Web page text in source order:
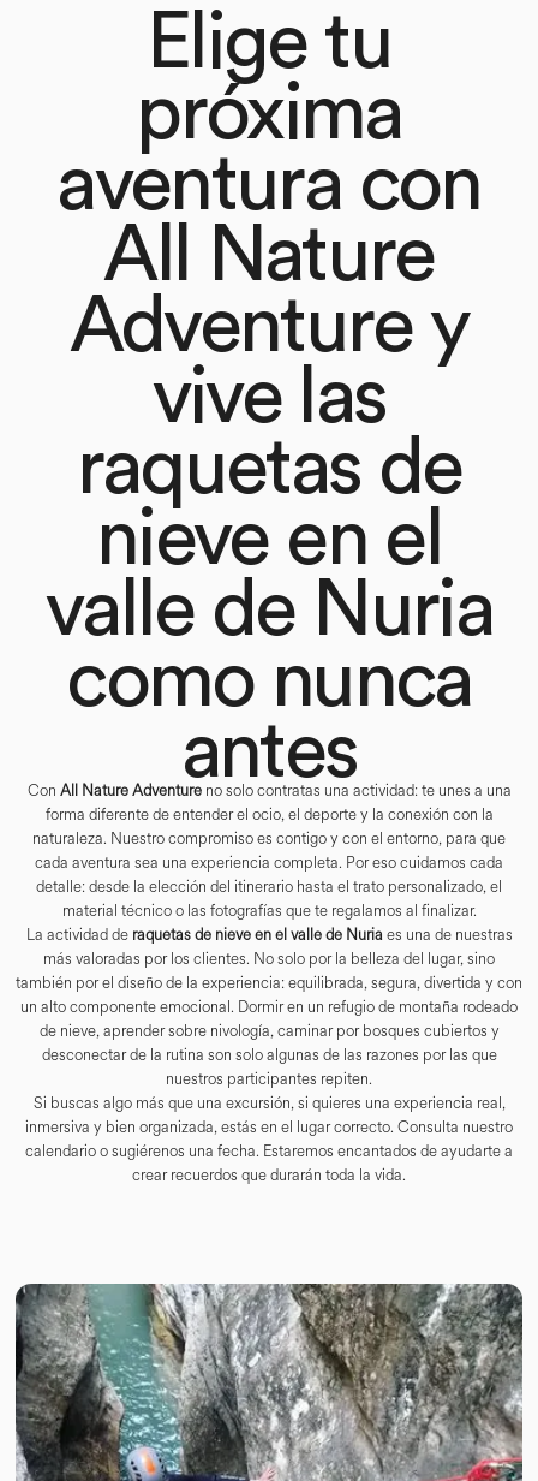
Elige tu
próxima
aventura con
All Nature
Adventure y
vive las
raquetas de
nieve en el
valle de Nuria
como nunca
antes
Con All Nature Adventureno solo contratas una actividad: te unes a una
forma diferente de entender el ocio, el deporte y la conexión con la
naturaleza. Nuestro compromiso es contigo y con el entorno, para que
cada aventura sea una experiencia completa. Por eso cuidamos cada
detalle: desde la elección del itinerario hasta el trato personalizado, el
material técnico o las fotografías que te regalamos al finalizar.
La actividad de raquetas de nieve en el valle de Nuriaes una de nuestras
más valoradas por los clientes. No solo por la belleza del lugar, sino
también por el diseño de la experiencia: equilibrada, segura, divertida y con
un alto componente emocional. Dormir en un refugio de montaña rodeado
de nieve, aprender sobre nivología, caminar por bosques cubiertos y
desconectar de la rutina son solo algunas de las razones por las que
nuestros participantes repiten.
Si buscas algo más que una excursión, si quieres una experiencia real,
inmersiva y bien organizada, estás en el lugar correcto. Consulta nuestro
calendario o sugiérenos una fecha. Estaremos encantados de ayudarte a
crear recuerdos que durarán toda la vida.